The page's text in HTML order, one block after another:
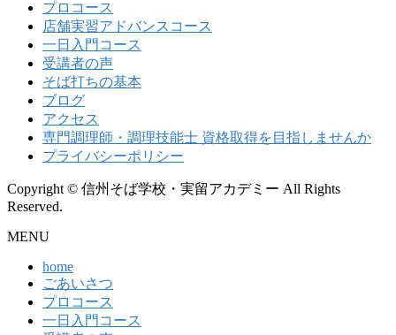
プロコース
店舗実習アドバンスコース
一日入門コース
受講者の声
そば打ちの基本
ブログ
アクセス
専門調理師・調理技能士 資格取得を目指しませんか
プライバシーポリシー
Copyright © 信州そば学校・実留アカデミー All Rights
Reserved.
MENU
home
ごあいさつ
プロコース
一日入門コース